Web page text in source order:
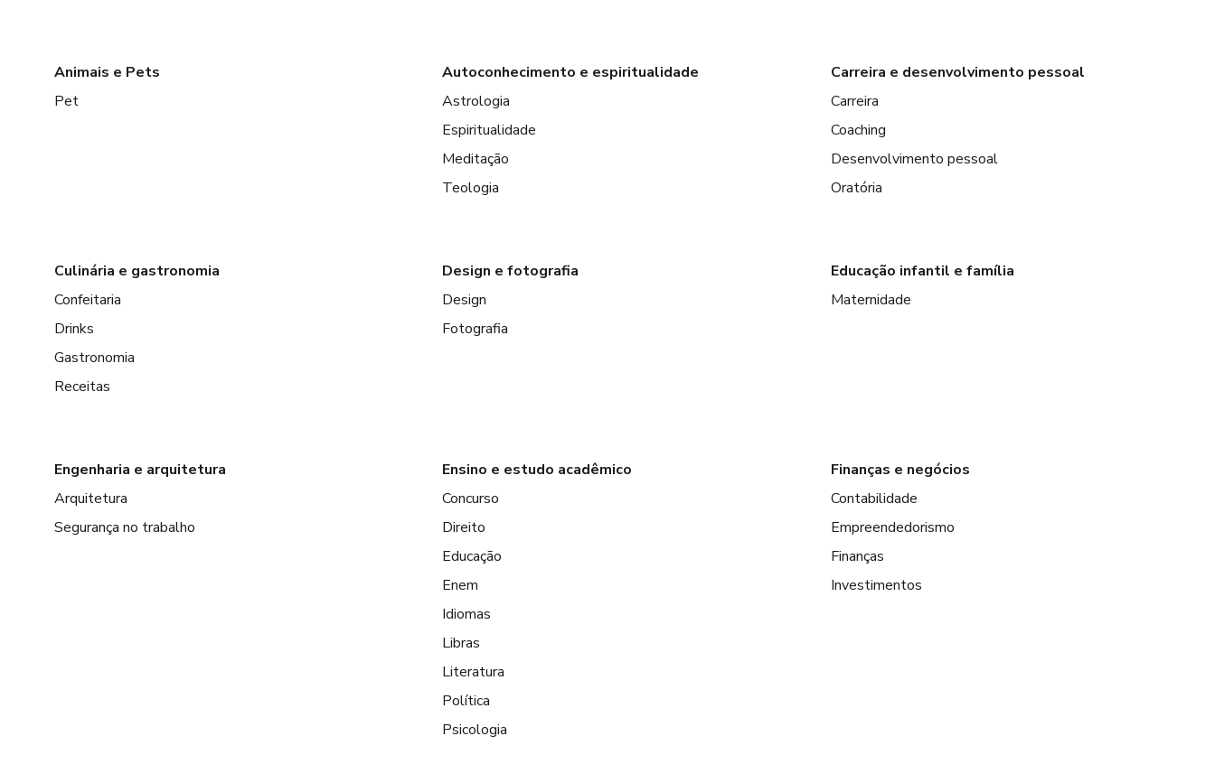
Animais e Pets
Pet
Autoconhecimento e espiritualidade
Astrologia
Espiritualidade
Meditação
Teologia
Carreira e desenvolvimento pessoal
Carreira
Coaching
Desenvolvimento pessoal
Oratória
Culinária e gastronomia
Confeitaria
Drinks
Gastronomia
Receitas
Design e fotografia
Design
Fotografia
Educação infantil e família
Maternidade
Engenharia e arquitetura
Arquitetura
Segurança no trabalho
Ensino e estudo acadêmico
Concurso
Direito
Educação
Enem
Idiomas
Libras
Literatura
Política
Psicologia
Finanças e negócios
Contabilidade
Empreendedorismo
Finanças
Investimentos